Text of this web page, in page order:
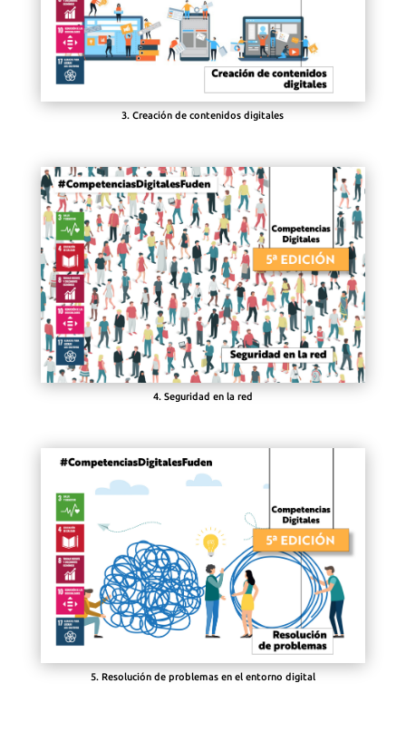
3. Creación de contenidos digitales
4. Seguridad en la red
5. Resolución de problemas en el entorno digital